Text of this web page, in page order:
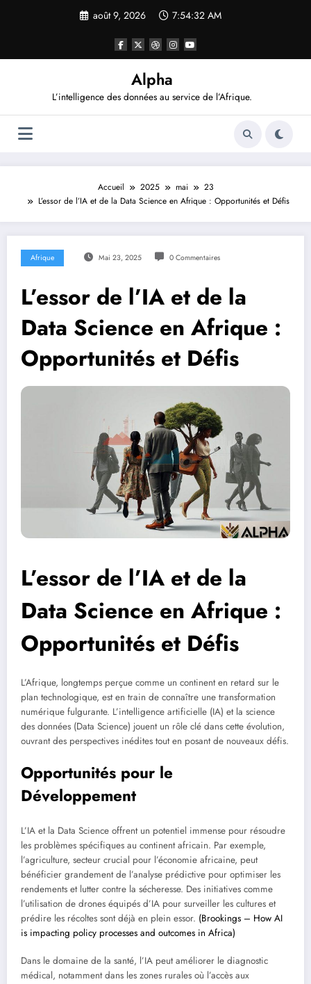
août 9, 2026 7:54:33 AM
Alpha
L’intelligence des données au service de l’Afrique.
Accueil 2025 mai
23
L’essor de l’IA et de la Data Science en Afrique : Opportunités et Défis
Afrique Mai 23, 2025 0 Commentaires
L’essor de l’IA et de la
Data Science en Afrique :
Opportunités et Défis
L’essor de l’IA et de la
Data Science en Afrique :
Opportunités et Défis
L’Afrique, longtemps perçue comme un continent en retard sur le
plan technologique, est en train de connaître une transformation
numérique fulgurante. L’intelligence artificielle (IA) et la science
des données (Data Science) jouent un rôle clé dans cette évolution,
ouvrant des perspectives inédites tout en posant de nouveaux défis.
Opportunités pour le
Développement
L’IA et la Data Science offrent un potentiel immense pour résoudre
les problèmes spécifiques au continent africain. Par exemple,
l’agriculture, secteur crucial pour l’économie africaine, peut
bénéficier grandement de l’analyse prédictive pour optimiser les
rendements et lutter contre la sécheresse. Des initiatives comme
l’utilisation de drones équipés d’IA pour surveiller les cultures et
prédire les récoltes sont déjà en plein essor. (Brookings – How AI
is impacting policy processes and outcomes in Africa)
Dans le domaine de la santé, l’IA peut améliorer le diagnostic
médical, notamment dans les zones rurales où l’accès aux